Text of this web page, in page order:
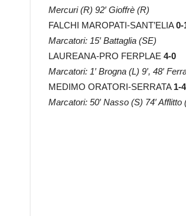
Mercuri (R) 92′ Gioffrè (R)
FALCHI MAROPATI-SANT’ELIA0-
Marcatori: 15′ Battaglia (SE)
LAUREANA-PRO FERPLAE 4-0
Marcatori: 1′ Brogna (L) 9′, 48′
MEDIMO ORATORI-SERRATA 1-4
Marcatori: 50′ Nasso (S) 74′